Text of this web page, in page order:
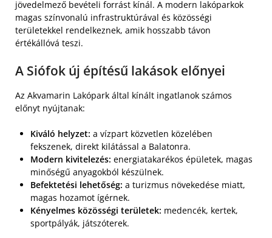
jövedelmező bevételi forrást kínál. A modern lakóparkok
magas színvonalú infrastruktúrával és közösségi
területekkel rendelkeznek, amik hosszabb távon
értékállóvá teszi.
A Siófok új építésű lakások előnyei
Az Akvamarin Lakópark által kínált ingatlanok számos
előnyt nyújtanak:
Kiváló helyzet: a vízpart közvetlen közelében
fekszenek, direkt kilátással a Balatonra.
Modern kivitelezés: energiatakarékos épületek, magas
minőségű anyagokból készülnek.
Befektetési lehetőség: a turizmus növekedése miatt,
magas hozamot ígérnek.
Kényelmes közösségi területek: medencék, kertek,
sportpályák, játszóterek.